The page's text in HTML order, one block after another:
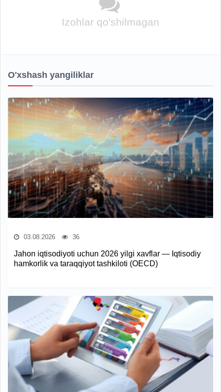
Izohlar qo'shilmagan
O'xshash yangiliklar
03.08.2026 36
Jahon iqtisodiyoti uchun 2026 yilgi xavflar — Iqtisodiy
hamkorlik va taraqqiyot tashkiloti (OECD)